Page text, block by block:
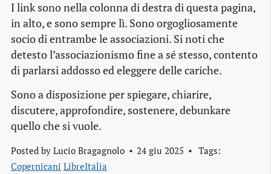
I link sono nella colonna di destra di questa pagina,
in alto, e sono sempre lì. Sono orgogliosamente
socio di entrambe le associazioni. Si noti che
detesto l’associazionismo fine a sé stesso, contento
di parlarsi addosso ed eleggere delle cariche.
Sono a disposizione per spiegare, chiarire,
discutere, approfondire, sostenere, debunkare
quello che si vuole.
Posted by Lucio Bragagnolo 24 giu 2025
Tags:
Copernicani LibreItalia